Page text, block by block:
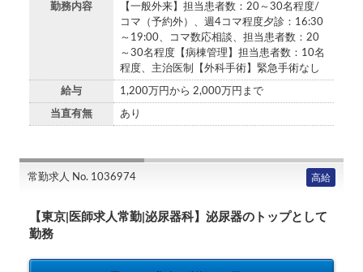
勤務内容
【一般外来】担当患者数：20～30名程度/
コマ（予約外）、週4コマ程度夕診：16:30
～19:00、コマ数応相談、担当患者数：20
～30名程度【病棟管理】担当患者数：10名
程度、主治医制【外科手術】緊急手術なし
給与 1,200万円から 2,000万円まで
当直有無 あり
常勤求人 No. 1036974 高給
【東京|医師求人常勤|泌尿器科】泌尿器のトップとして
勤務